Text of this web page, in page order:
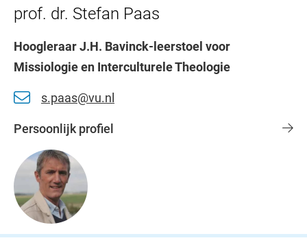
prof. dr. Stefan Paas
Hoogleraar J.H. Bavinck-leerstoel voor
Missiologie en Interculturele Theologie
s.paas@vu.nl
Persoonlijk profiel